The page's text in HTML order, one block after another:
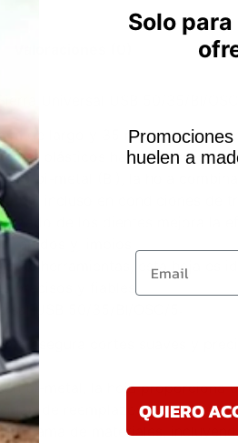
Universal USB 50/35/BI/
de largo y 35 mm de ancho,
y plásticos hasta metales no
bi-metal (BI), la hoja
útil incluso en condiciones de
de los dientes mejora la
rápidos y limpios.
de herramientas, esta hoja es
precisos y fiables.
USB 50/35/BI/OSC/5:
asegura cortes suaves y
bi-metal, la hoja proporciona
de reemplazos frecuentes.
gama de materiales,
Solo
Promociones
huelen a
Email
QUIERO